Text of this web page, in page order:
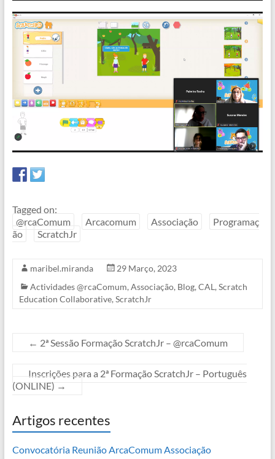
Tagged on:
@rcaComum
Arcacomum Associação
Programaç
ão
ScratchJr
maribel.miranda
29 Março, 2023
Actividades @rcaComum,Associação, Blog,CAL,Scratch
Education Collaborative,ScratchJr
← 2ª Sessão Formação ScratchJr – @rcaComum
Inscrições para a 2ª Formação ScratchJr – Português
(ONLINE) →
Artigos recentes
Convocatória Reunião ArcaComum Associação